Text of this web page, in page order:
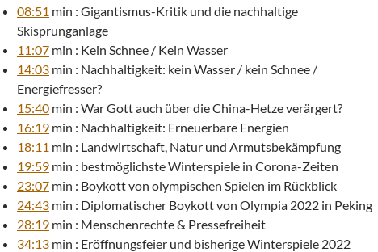
08:51 min : Gigantismus-Kritik und die nachhaltige
Skisprunganlage
11:07 min : Kein Schnee / Kein Wasser
14:03 min : Nachhaltigkeit: kein Wasser / kein Schnee /
Energiefresser?
15:40 min : War Gott auch über die China-Hetze verärgert?
16:19 min : Nachhaltigkeit: Erneuerbare Energien
18:11 min : Landwirtschaft, Natur und Armutsbekämpfung
19:59 min : bestmöglichste Winterspiele in Corona-Zeiten
23:07 min : Boykott von olympischen Spielen im Rückblick
24:43 min : Diplomatischer Boykott von Olympia 2022 in Peking
28:19 min : Menschenrechte & Pressefreiheit
34:13 min : Eröffnungsfeier und bisherige Winterspiele 2022